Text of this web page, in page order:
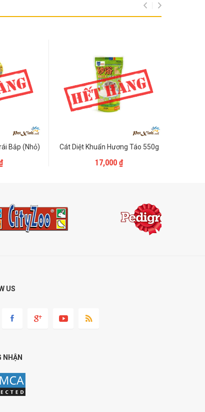
Bắp (Nhỏ) Cát Diệt Khuẩn Hương Táo 550g
17,000 ₫
US
NHẬN